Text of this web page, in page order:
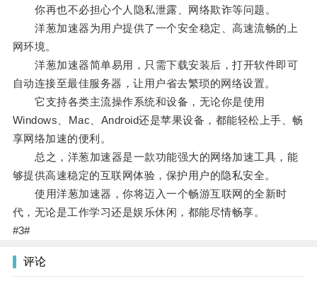
你再也不必担心个人隐私泄露、网络欺诈等问题。
洋葱加速器为用户提供了一个安全稳定、高速流畅的上
网环境。
洋葱加速器简单易用，只需下载安装后，打开软件即可
自动连接至最佳服务器，让用户省去繁琐的网络设置。
它支持各类主流操作系统和设备，无论你是使用
Windows、Mac、Android还是苹果设备，都能轻松上手、畅
享网络加速的便利。
总之，洋葱加速器是一款功能强大的网络加速工具，能
够提供高速稳定的互联网体验，保护用户的隐私安全。
使用洋葱加速器，你将迈入一个畅游互联网的全新时
代，无论是工作学习还是娱乐休闲，都能尽情畅享。
#3#
评论